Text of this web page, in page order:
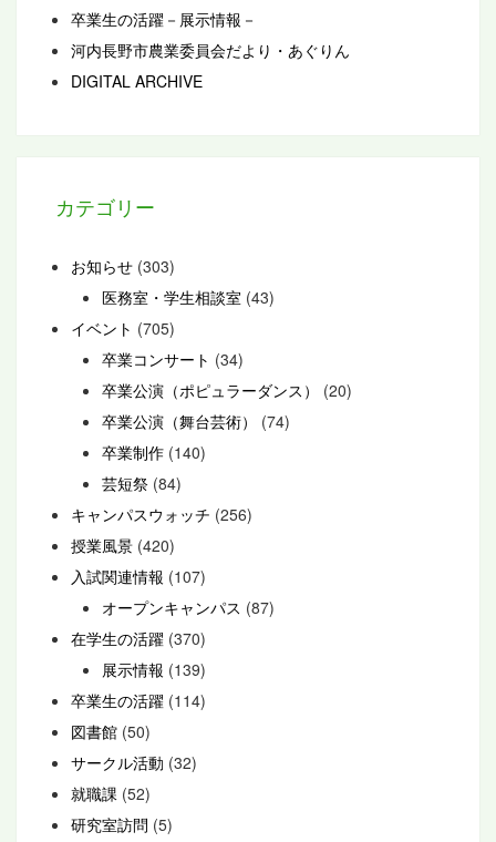
卒業生の活躍－展示情報－
河内長野市農業委員会だより・あぐりん
DIGITAL ARCHIVE
カテゴリー
お知らせ (303)
医務室・学生相談室 (43)
イベント (705)
卒業コンサート (34)
卒業公演（ポピュラーダンス）
(20)
卒業公演（舞台芸術）
(74)
卒業制作 (140)
芸短祭 (84)
キャンパスウォッチ (256)
授業風景 (420)
入試関連情報 (107)
オープンキャンパス (87)
在学生の活躍 (370)
展示情報 (139)
卒業生の活躍 (114)
図書館 (50)
サークル活動 (32)
就職課 (52)
研究室訪問 (5)